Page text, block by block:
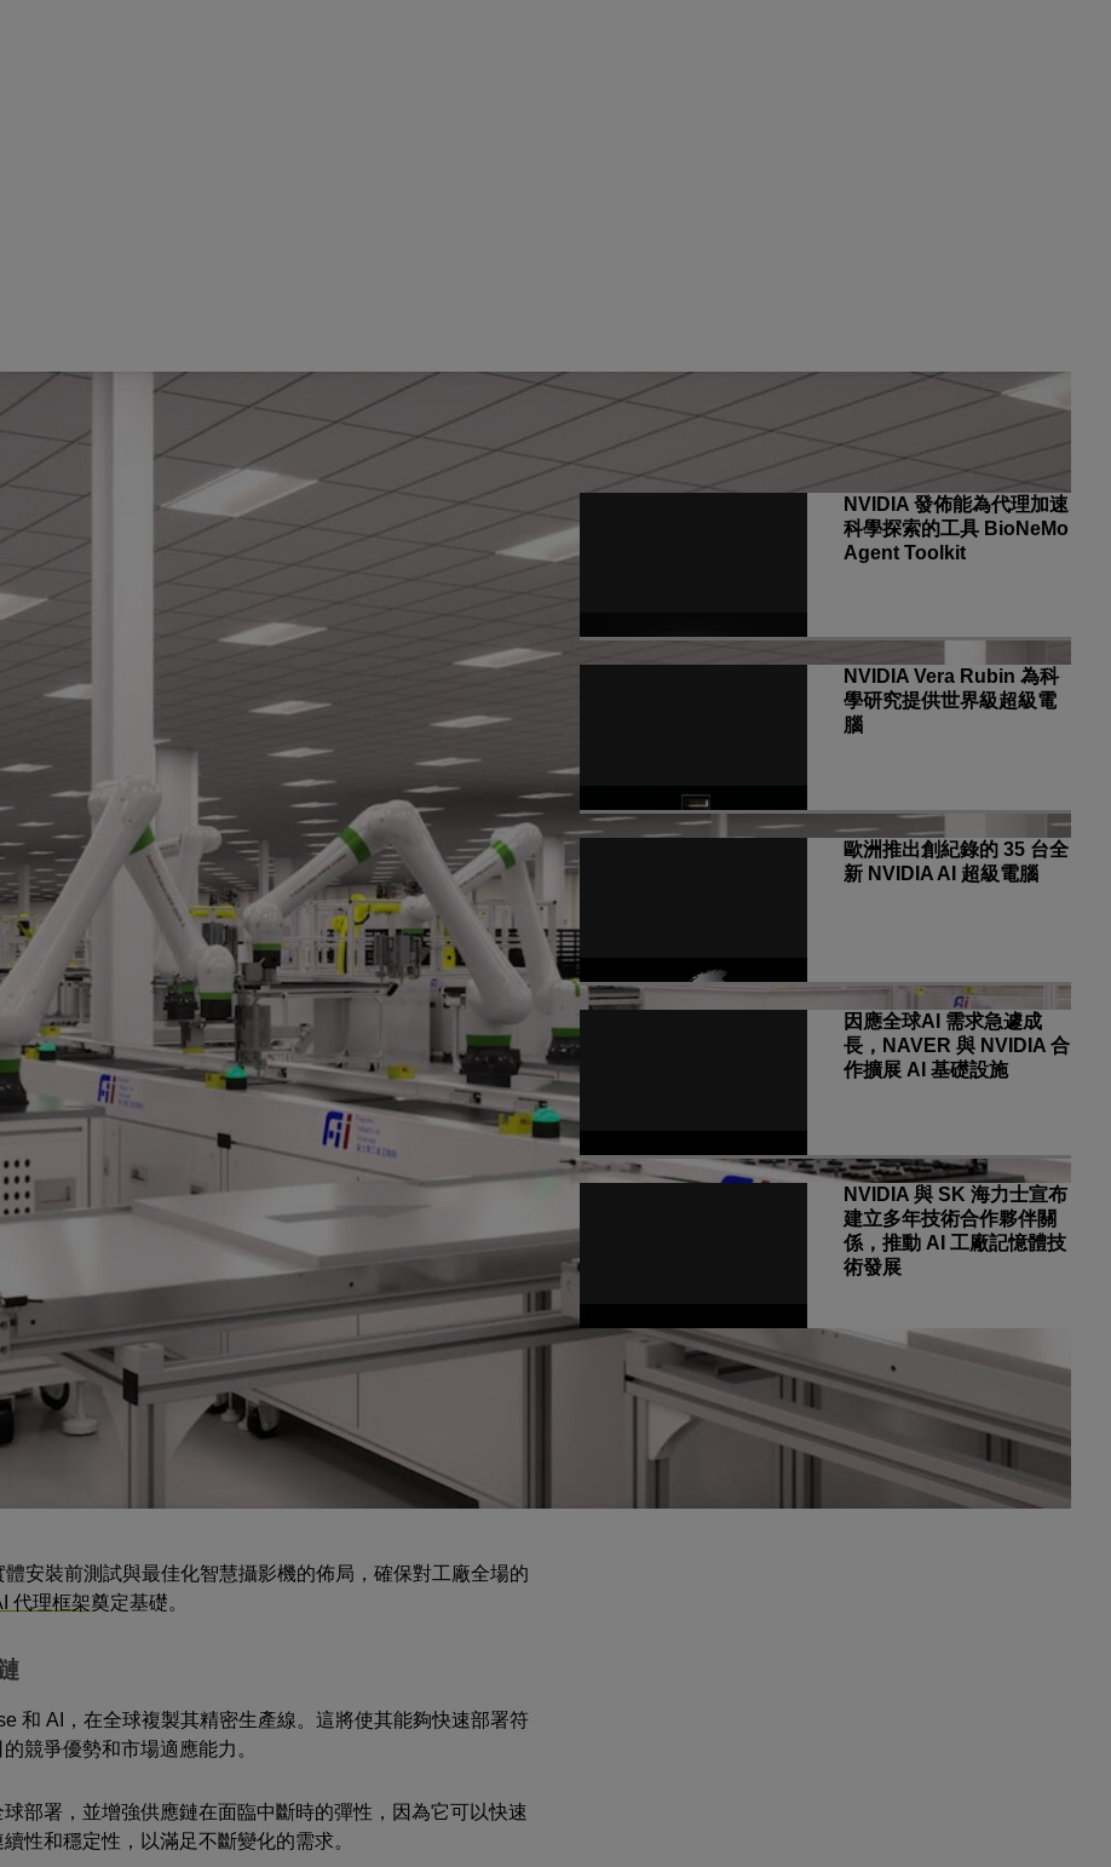
求，全球最大的電子產品製造商鴻海科技集團正在使用
智慧（AI）模擬應用程式的平台正在幫助美國、墨西哥和台灣
設施和設備安排、
執行成本高昂的改變之前，透過數位孿生中的測試和最佳化
工廠每年將實現顯著的成本節省，並減少超過 30% 的年度耗
AI 規劃未來
和 NVIDIA AI 建設實體 AI 驅動的機器人工廠。
，使其團隊能夠虛擬整合 Siemens Teamcenter X 和 Autodesk
資訊。工廠平面圖布局首先在數位孿生中進行最佳化，規劃人
視覺 AI 代理（AI agent）檢測並簡化操作流程。
數位孿生作為單一真實資料來源，以溝通和驗證設備的
可藉由減少現實操作中高成本的指令變更，為工廠規劃人員
供機器人技術
海科技集團自動化機器人隊伍的虛擬訓練場，涵蓋工業機械
機器人開發者可以在NVIDIA Isaac Sim
中模擬、測試並驗證 AI
於 NVIDIA Jetson 驅動的自主移動機器人
函式庫與 AI 模型，進行自動化光學檢測、物件識別、缺
安裝前測試與最佳化智慧攝影機的佈局，確保對工廠全場的
代理框架奠定基礎。
和 AI，在全球複製其精密生產線。這將使其能夠快速部署符
競爭優勢和市場適應能力。
部署，並增強供應鏈在面臨中斷時的彈性，因為它可以快速
性和穩定性，以滿足不斷變化的需求。
All NVIDIA News
NVIDIA 發佈能為代理加速
科學探索的工具 BioNeMo
Agent Toolkit
NVIDIA Vera Rubin 為科
學研究提供世界級超級電
腦
歐洲推出創紀錄的 35 台全
新 NVIDIA AI 超級電腦
因應全球AI 需求急遽成
長，NAVER 與 NVIDIA 合
作擴展 AI 基礎設施
NVIDIA 與 SK 海力士宣布
建立多年技術合作夥伴關
係，推動 AI 工廠記憶體技
術發展